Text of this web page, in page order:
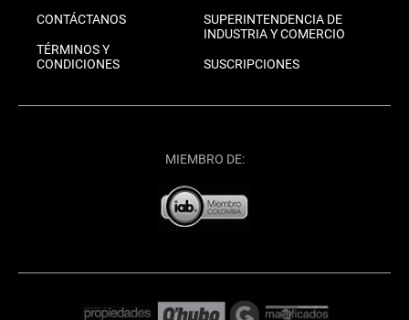
CONTÁCTANOS
TÉRMINOS Y
CONDICIONES
SUPERINTENDENCIA DE
INDUSTRIA Y COMERCIO
SUSCRIPCIONES
MIEMBRO DE: